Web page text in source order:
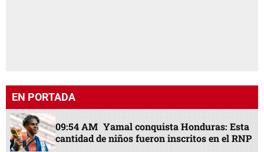
EN PORTADA
09:54 AM Yamal conquista Honduras: Esta
cantidad de niños fueron inscritos en el RNP